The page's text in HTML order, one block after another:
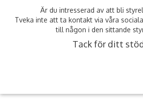
Är du intresserad av att bli
Tveka inte att ta kontakt via våra
till någon i den sittande
Tack för ditt